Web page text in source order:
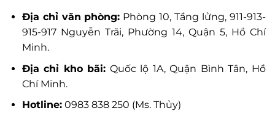
Địa chỉ văn phòng: Phòng 10, Tầng lửng, 911-913-
915-917 Nguyễn Trãi, Phường 14, Quận 5, Hồ Chí
Minh.
Địa chỉ kho bãi: Quốc lộ 1A, Quận Bình Tân, Hồ
Chí Minh.
Hotline:0983 838 250 (Ms. Thủy)